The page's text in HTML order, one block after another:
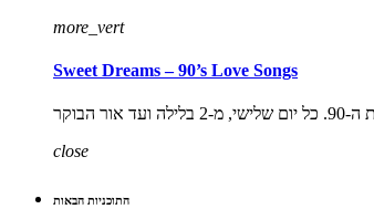
more_vert
Sweet Dreams – 90’s Love Songs
close
התוכניות הבאות